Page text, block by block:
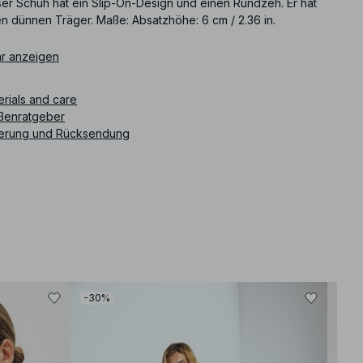
dünnen Träger. Maße: Absatzhöhe: 6 cm / 2.36 in.
anzeigen
and care
und Rücksendung
-30%